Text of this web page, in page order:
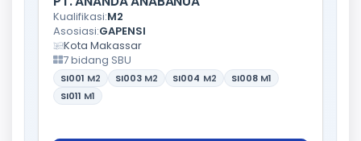
Kualifikasi:M2
Asosiasi:GAPENSI
Kota Makassar
7 bidang SBU
SI001 M2 SI003 M2 SI004 M2 SI008 M1
SI011 M1